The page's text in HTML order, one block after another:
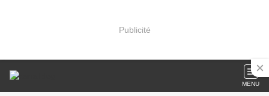
Publicité
MENU